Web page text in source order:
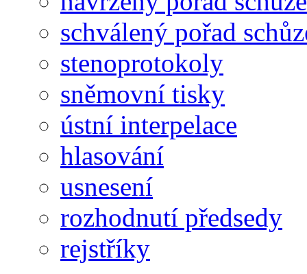
schválený pořad
stenoprotokoly
sněmovní tisky
ústní interpelace
hlasování
usnesení
rozhodnutí předsedy
rejstříky